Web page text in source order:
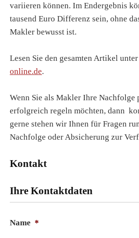
variieren können. Im Endergebnis
tausend Euro Differenz sein, ohne
Makler bewusst ist.
Lesen Sie den gesamten Artikel unter
online.de.
Wenn Sie als Makler Ihre Nachfolge
erfolgreich regeln möchten, dann
gerne stehen wir Ihnen für Fragen
Nachfolge oder Absicherung zur
Kontakt
Ihre Kontaktdaten
Name *